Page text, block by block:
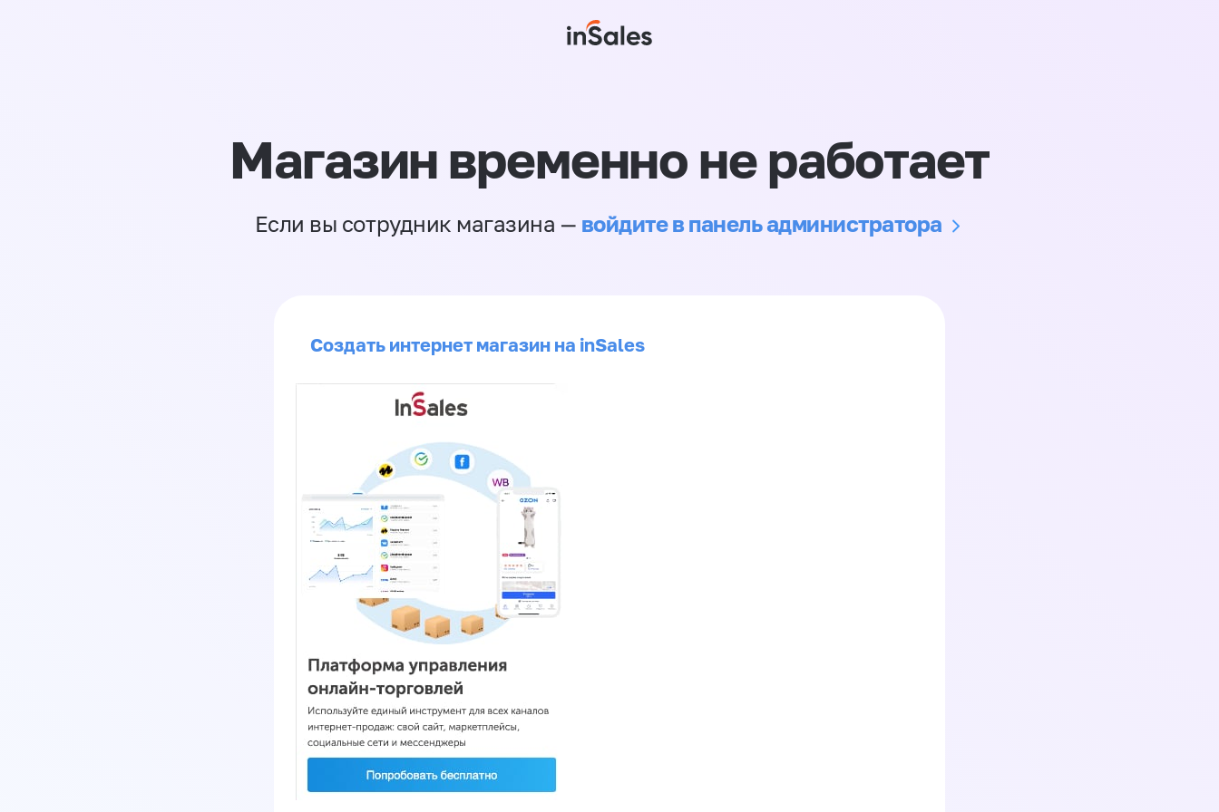
Магазин временно не работает
Если вы сотрудник магазина — войдите в панель администратора
Создать интернет магазин на inSales